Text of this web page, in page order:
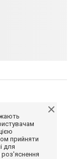
прийняти
для